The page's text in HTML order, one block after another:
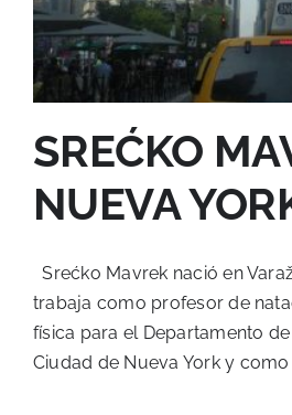
SREĆKO
NUEVA
Srećko Mavrek nació en
trabaja como profesor de
física para el Departamento
Ciudad de Nueva York y como